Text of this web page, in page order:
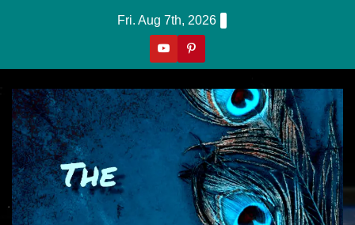
Fri. Aug 7th, 2026